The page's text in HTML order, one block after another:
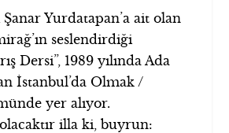
Yurdatapan’a ait olan
seslendirdiği
Dersi”, 1989 yılında Ada
İstanbul’da Olmak /
yer alıyor.
illa ki, buyrun: